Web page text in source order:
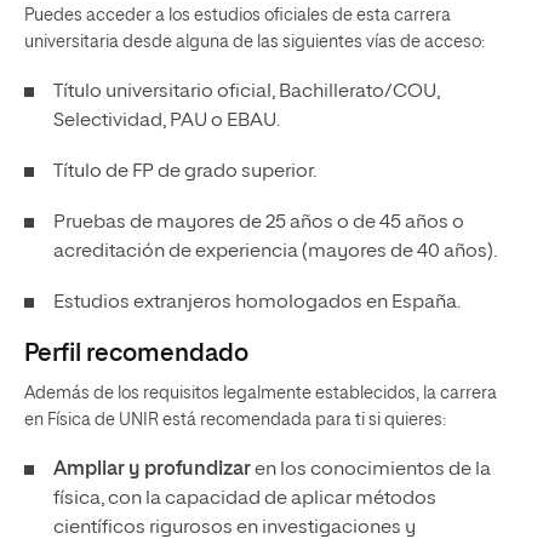
Puedes acceder a los estudios oficiales de esta carrera
universitaria desde alguna de las siguientes vías de acceso:
Título universitario oficial, Bachillerato/COU,
Selectividad, PAU o EBAU.
Título de FP de grado superior.
Pruebas de mayores de 25 años o de 45 años o
acreditación de experiencia (mayores de 40 años).
Estudios extranjeros homologados en España.
Perfil recomendado
Además de los requisitos legalmente establecidos, la carrera
en Física de UNIR está recomendada para ti si quieres:
Ampliar y profundizaren los conocimientos de la
física, con la capacidad de aplicar métodos
científicos rigurosos en investigaciones y